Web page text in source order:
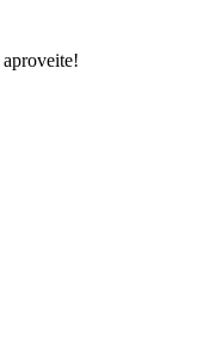
aproveite!